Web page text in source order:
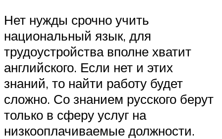
Нет нужды срочно учить
национальный язык, для
трудоустройства вполне хватит
английского. Если нет и этих
знаний, то найти работу будет
сложно. Со знанием русского берут
только в сферу услуг на
низкооплачиваемые должности.